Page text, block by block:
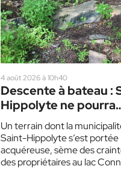
4 août 2026 à 10h40
Descente à bateau :
Hippolyte ne pourra
aménager une
d’accès avant un an
Un terrain dont la
Saint-Hippolyte s’est portée
acquéreuse, sème des
des propriétaires au lac